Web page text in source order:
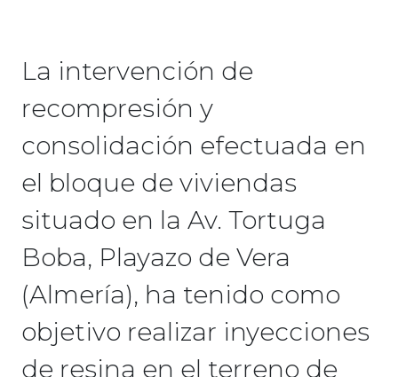
La intervención de
recompresión y
consolidación efectuada en
el bloque de viviendas
situado en la Av. Tortuga
Boba, Playazo de Vera
(Almería), ha tenido como
objetivo realizar inyecciones
de resina en el terreno de